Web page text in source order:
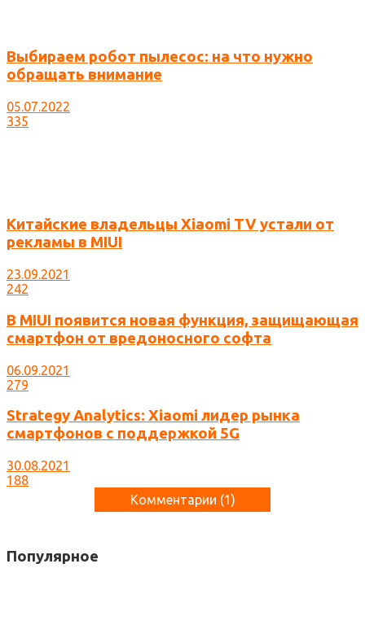
Выбираем робот пылесос: на что нужно
обращать внимание
05.07.2022
335
Китайские владельцы Xiaomi TV устали от
рекламы в MIUI
23.09.2021
242
В MIUI появится новая функция, защищающая
смартфон от вредоносного софта
06.09.2021
279
Strategy Analytics: Xiaomi лидер рынка
смартфонов с поддержкой 5G
30.08.2021
188
Комментарии (1)
Max A
Популярное